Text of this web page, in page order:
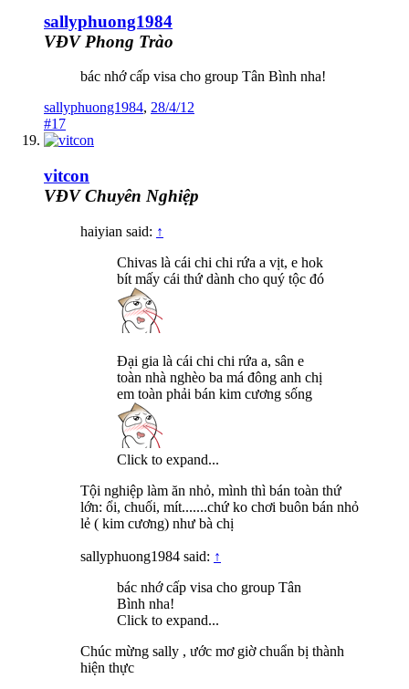
sallyphuong1984
VĐV Phong Trào
bác nhớ cấp visa cho group Tân Bình nha!
sallyphuong1984, 28/4/12
#17
vitcon
VĐV Chuyên Nghiệp
haiyian said: ↑
Chivas là cái chi chi rứa a vịt, e hok
bít mấy cái thứ dành cho quý tộc đó
Đại gia là cái chi chi rứa a, sân e
toàn nhà nghèo ba má đông anh chị
em toàn phải bán kim cương sống
Click to expand...
Tội nghiệp làm ăn nhỏ, mình thì bán toàn thứ
lớn: ổi, chuối, mít.......chứ ko chơi buôn bán nhỏ
lẻ ( kim cương) như bà chị
sallyphuong1984 said: ↑
bác nhớ cấp visa cho group Tân
Bình nha!
Click to expand...
Chúc mừng sally , ước mơ giờ chuẩn bị thành
hiện thực